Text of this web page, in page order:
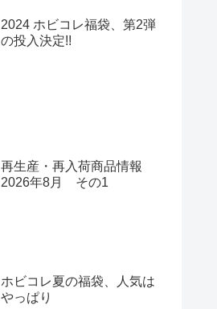
2024 ホビコレ福袋、第2弾
の投入決定!!
再生産・再入荷商品情報
2026年8月 その1
ホビコレ夏の福袋、人気は
やっぱり